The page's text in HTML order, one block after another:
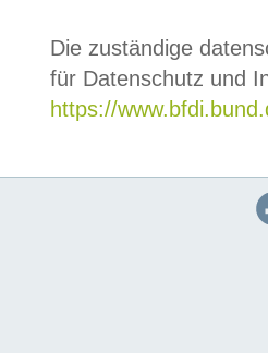
Die zuständige
für Datenschutz und
https://